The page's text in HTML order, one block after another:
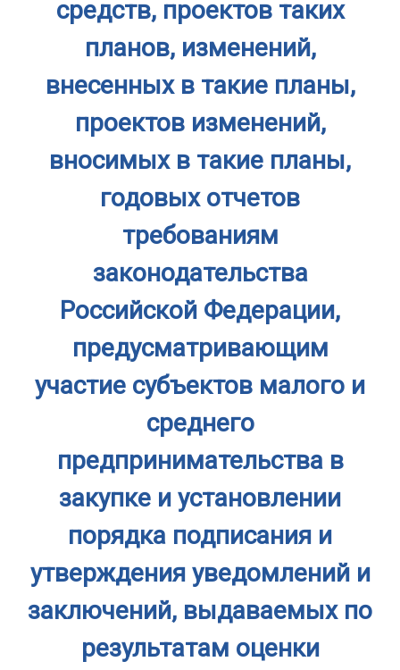
средств, проектов таких
планов, изменений,
внесенных в такие планы,
проектов изменений,
вносимых в такие планы,
годовых отчетов
требованиям
законодательства
Российской Федерации,
предусматривающим
участие субъектов малого и
среднего
предпринимательства в
закупке и установлении
порядка подписания и
утверждения уведомлений и
заключений, выдаваемых по
результатам оценки